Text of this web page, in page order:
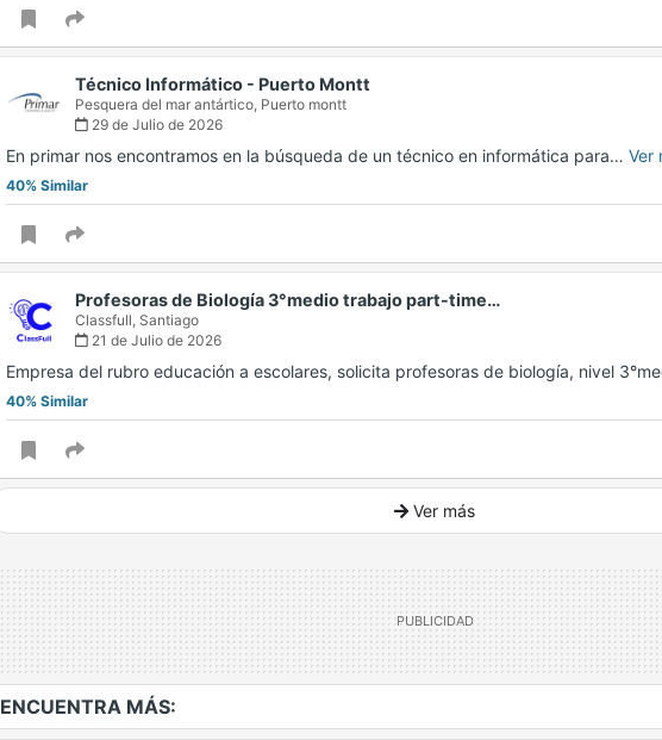
Técnico Informático - Puerto Montt
Pesquera del mar antártico, Puerto montt
29 de Julio de 2026
En primar nos encontramos en la búsqueda de un técnico en informática para… Ver
40% Similar
Profesoras de Biología 3°medio trabajo part-time…
Classfull, Santiago
21 de Julio de 2026
Empresa del rubro educación a escolares, solicita profesoras de biología, nivel
40% Similar
Ver más
ENCUENTRA MÁS: